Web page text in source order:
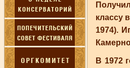
классу
1974).
В 1972